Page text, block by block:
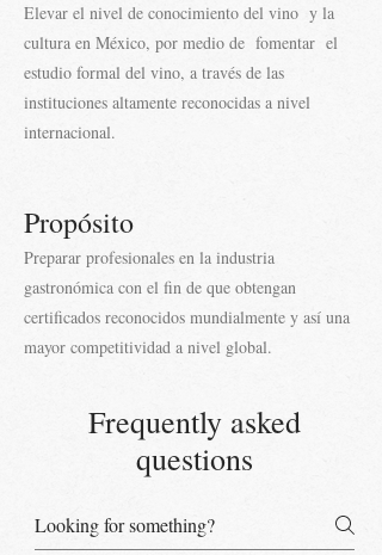
Elevar el nivel de conocimiento del vino y la
cultura en México, por medio de fomentar el
estudio formal del vino, a través de las
instituciones altamente reconocidas a nivel
internacional.
Propósito
Preparar profesionales en la industria
gastronómica con el fin de que obtengan
certificados reconocidos mundialmente y así una
mayor competitividad a nivel global.
Frequently asked
questions